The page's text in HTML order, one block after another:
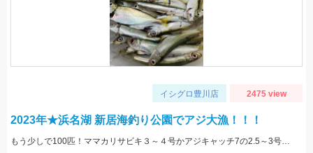
イシグロ豊川店 2475 view
2023年★浜名湖 新居海釣り公園でアジ大漁！！！
もう少しで100匹！ママカリサビキ３～４号かアジキャッチ7の2.5～3号がジャスト！